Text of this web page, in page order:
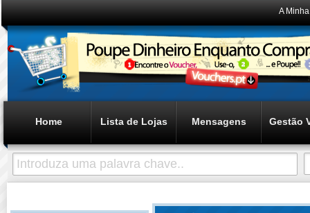
A
Home Lista de Lojas Mensagens Gestão